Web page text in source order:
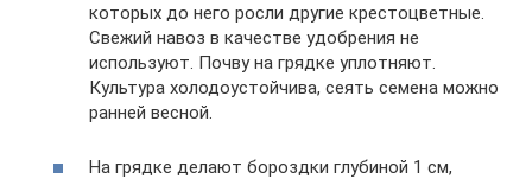
которых до него росли другие крестоцветные.
Свежий навоз в качестве удобрения не
используют. Почву на грядке уплотняют.
Культура холодоустойчива, сеять семена можно
ранней весной.
На грядке делают бороздки глубиной 1 см,